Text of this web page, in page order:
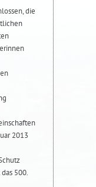
die
2013
500.